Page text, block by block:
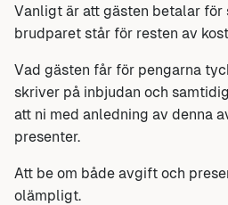
Vanligt är att gästen betalar för
brudparet står för resten av
Vad gästen får för pengarna
skriver på inbjudan och
att ni med anledning av denna
presenter.
Att be om både avgift och
olämpligt.